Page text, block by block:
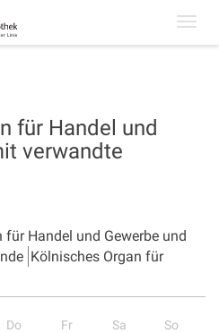
für Handel und
verwandte
für Handel und Gewerbe und
Kölnisches Organ für
Do Fr Sa So